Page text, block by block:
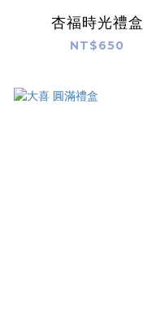
杏福時光禮盒
NT$650